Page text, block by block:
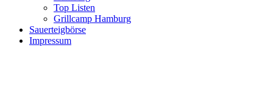
Top Listen
Grillcamp Hamburg
Sauerteigbörse
Impressum